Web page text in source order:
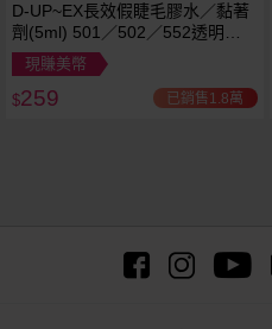
D-UP~EX長效假睫毛膠水／黏著
劑(5ml) 501／502／552透明／
553黑色／554咖啡色 款式可選
現賺美幣
$259 已銷售1.8萬